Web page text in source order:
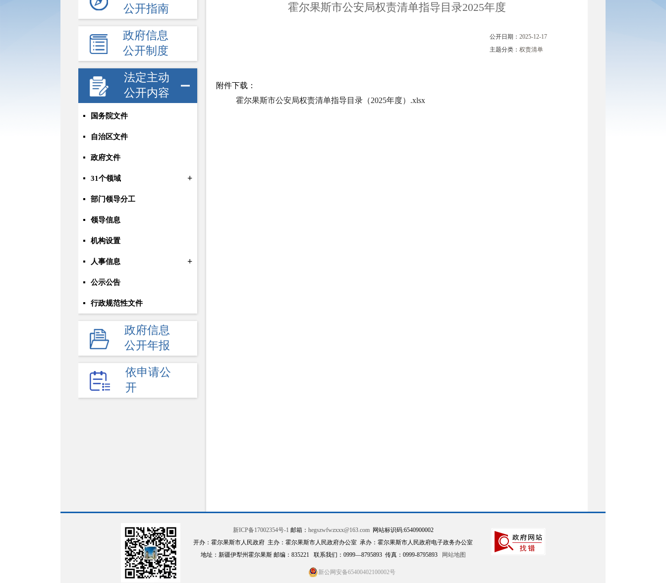
公开指南
政府信息
公开制度
法定主动
公开内容
国务院文件
自治区文件
政府文件
31个领域 +
部门领导分工
领导信息
机构设置
人事信息 +
公示公告
行政规范性文件
+
应急管理
权责清单
财政预决算
重点领域
行政事业性收费
政府信息
公开年报
依申请公
开
霍尔果斯市公安局权责清单指导目录2025年度
公开日期： 2025-12-17
主题分类： 权责清单
附件下载：
霍尔果斯市公安局权责清单指导目录（2025年度）.xlsx
新ICP备17002354号-1 邮箱： hegszwfwzxxx@163.com网站标识码:6540900002
开办：霍尔果斯市人民政府 主办：霍尔果斯市人民政府办公室 承办：霍尔果斯市人民政府电子政务办公室
地址：新疆伊犁州霍尔果斯 邮编：835221 联系我们：0999—8795893 传真：0999-8795893
网站地图
新公网安备65400402100002号